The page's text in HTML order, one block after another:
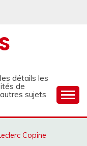
détails les
de
sujets
Copine